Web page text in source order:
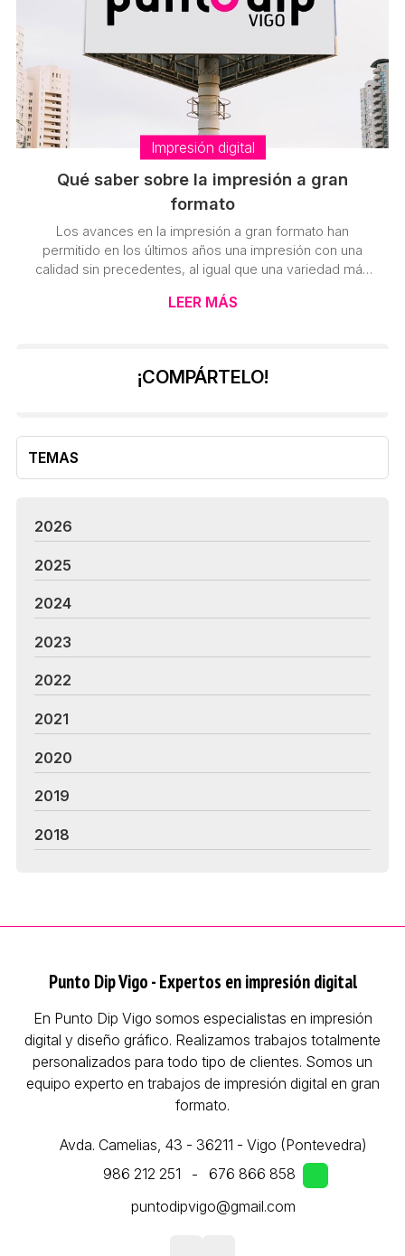
TEMAS
Qué saber sobre la impresión a gran
formato
Impresión digital
Los avances en la impresión a gran formato han
permitido en los últimos años una impresión con una
calidad sin precedentes, al igual que una variedad más
expositores, carteles… Todo tiene cabida en un mundo
una empresa con una amplia experiencia en la impresión
digital, gracias a lo cual podemos acercarte todo lo que
LEER MÁS
¡COMPÁRTELO!
2026
2025
2024
2023
2022
2021
2020
2019
2018
Punto Dip Vigo - Expertos en impresión digital
En Punto Dip Vigo somos especialistas en impresión
digital y diseño gráfico. Realizamos trabajos totalmente
personalizados para todo tipo de clientes. Somos un
equipo experto en trabajos de impresión digital en gran
formato.
Avda. Camelias, 43 - 36211 - Vigo (Pontevedra)
986 212 251
-
676 866 858
puntodipvigo@gmail.com